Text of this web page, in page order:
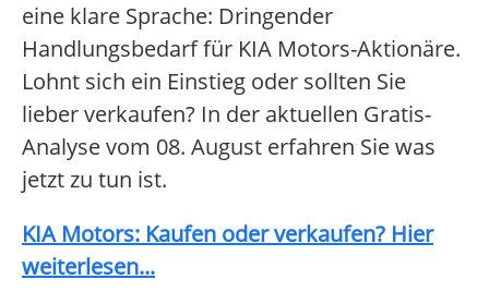
eine klare Sprache: Dringender
Handlungsbedarf für KIA Motors-Aktionäre.
Lohnt sich ein Einstieg oder sollten Sie
lieber verkaufen? In der aktuellen Gratis-
Analyse vom 08. August erfahren Sie was
jetzt zu tun ist.
KIA Motors: Kaufen oder verkaufen? Hier
weiterlesen...